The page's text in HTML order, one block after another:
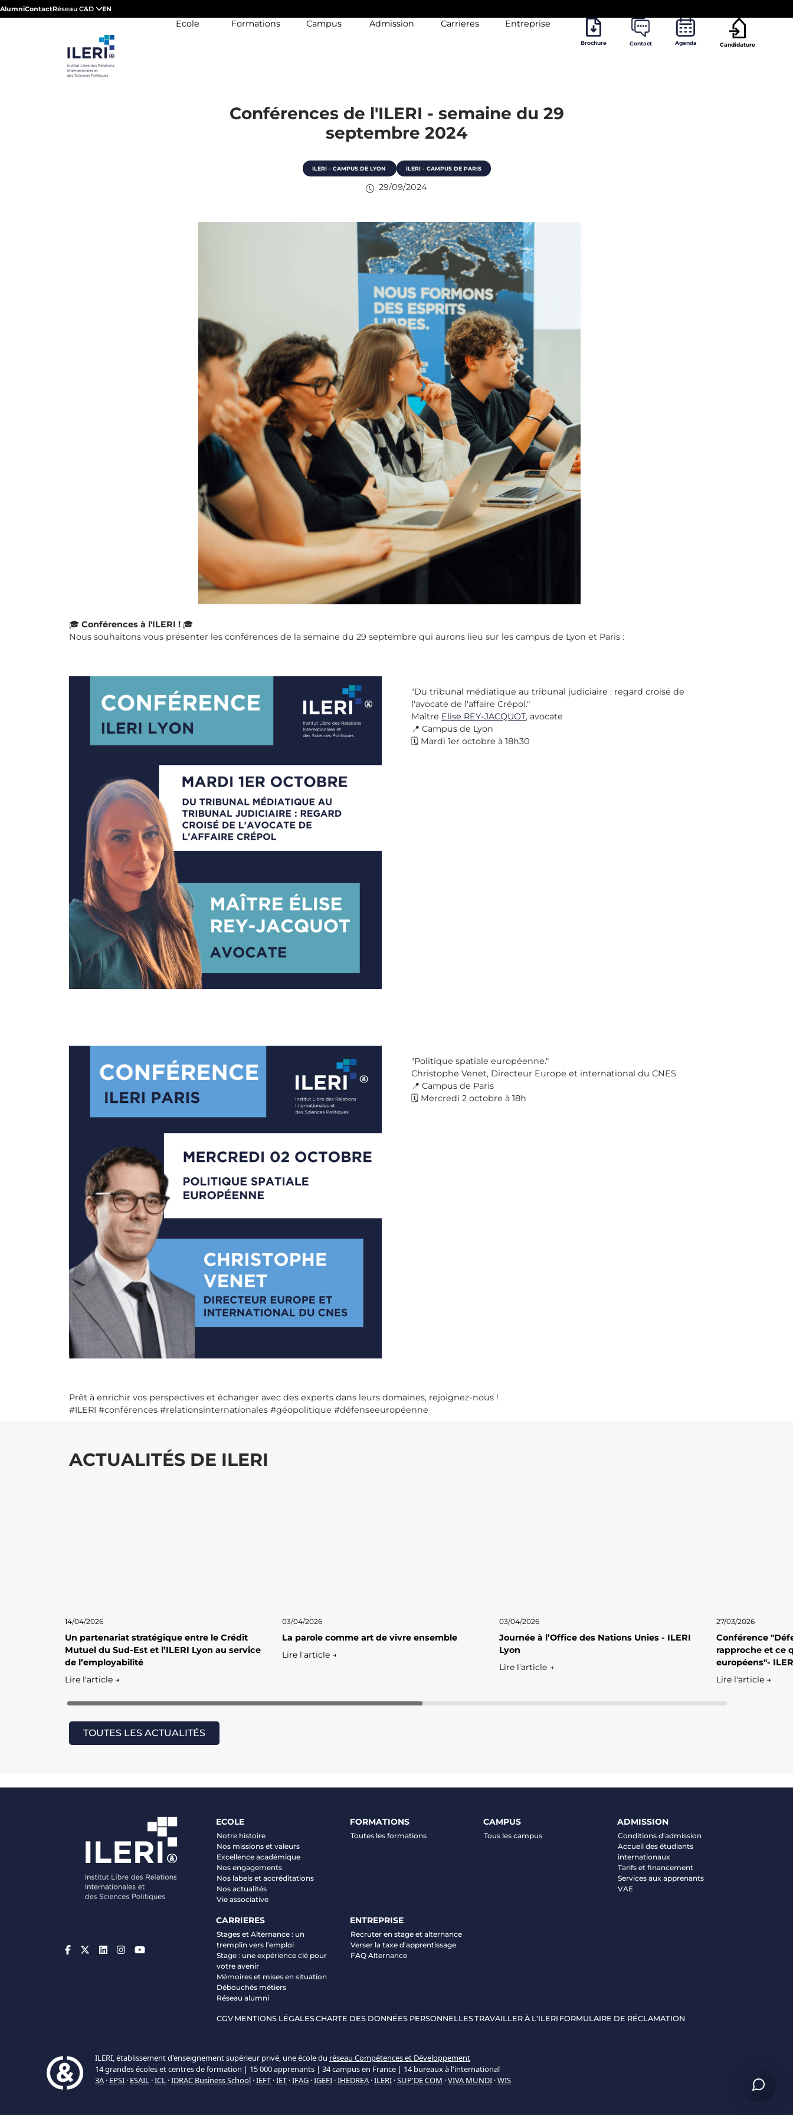
AlumniContactRéseau C&D EN
Ecole Formations Campus Admission Carrieres Entreprise
Brochure Contact Agenda Candidature
Conférences de l'ILERI - semaine du 29
septembre 2024
ILERI - CAMPUS DE LYON ILERI - CAMPUS DE PARIS
29/09/2024
🎓 Conférences à l'ILERI ! 🎓
Nous souhaitons vous présenter les conférences de la semaine du 29 septembre qui aurons lieu sur les campus de Lyon et Paris :
"Du tribunal médiatique au tribunal judiciaire : regard croisé de
l'avocate de l'affaire Crépol."
Maître Elise REY-JACQUOT, avocate
📍 Campus de Lyon
🗓 Mardi 1er octobre à 18h30
"Politique spatiale européenne."
Christophe Venet, Directeur Europe et international du CNES
📍 Campus de Paris
🗓 Mercredi 2 octobre à 18h
Prêt à enrichir vos perspectives et échanger avec des experts dans leurs domaines, rejoignez-nous !
#ILERI #conférences #relationsinternationales #géopolitique #défenseeuropéenne
ACTUALITÉS DE ILERI
14/04/2026
Un partenariat stratégique entre le Crédit
Mutuel du Sud-Est et l’ILERI Lyon au service
de l’employabilité
Lire l'article →
03/04/2026
La parole comme art de vivre ensemble
Lire l'article →
03/04/2026
Journée à l’Office des Nations Unies - ILERI
Lyon
Lire l'article →
27/03/2026
Conférence
rapproche et ce
européens"-
Lire l'article →
TOUTES LES ACTUALITÉS
ECOLE
Notre histoire
Nos missions et valeurs
Excellence académique
Nos engagements
Nos labels et accréditations
Nos actualités
Vie associative
FORMATIONS
Toutes les formations
CAMPUS
Tous les campus
ADMISSION
Conditions d'admission
Accueil des étudiants
internationaux
Tarifs et financement
Services aux apprenants
VAE
CARRIERES
Stages et Alternance : un
tremplin vers l’emploi
Stage : une expérience clé pour
votre avenir
Mémoires et mises en situation
Débouchés métiers
Réseau alumni
ENTREPRISE
Recruter en stage et alternance
Verser la taxe d'apprentissage
FAQ Alternance
CGV MENTIONS LÉGALESCHARTE DES DONNÉES PERSONNELLESTRAVAILLER À L'ILERI FORMULAIRE DE RÉCLAMATION